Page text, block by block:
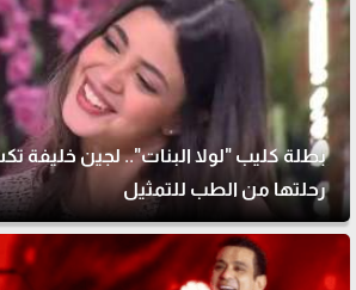
بطلة كليب "لولا البنات".. لجين خليفة
رحلتها من الطب للتمثيل